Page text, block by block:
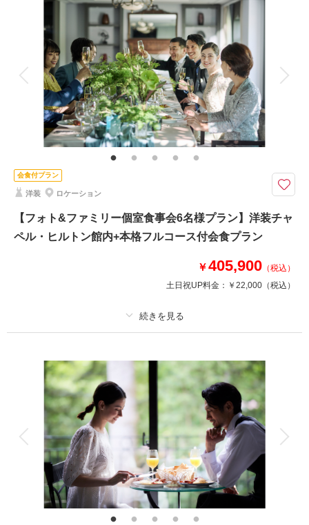
相談予約する
来店・オンライン
撮影日の空き
を確認する
新婦衣装1着 新郎衣装1着
着付け ヘアメイク 小物一式
アルバム データ 100 カット 台紙付写真
衣装追加 会食 挙式
家族と撮影 家族用衣装レンタル ペットと撮影
その他含むもの
1時間撮影料、全データ色味補正、新婦様ヘアメイク、新郎小物、新郎小
物、ドレス・タキシード使用料、お支度部屋使用料、会場専属ウェディング
プランナーとの打合せ付き ※アテンド同行＋27,500円、和装へ変更の場合+
33,000円
「ふたりだけの記念」を「みんなの思い出」へ。おふたりの晴れ姿を一番近
くで見守っていただける、絆が深まるウェディングフォト。
たいせつなご家族やご友人をお招きして、ご一緒に過ごすフォトウェディン
グプラン。
チャペル撮影の場合は、ファーストーミート・入場シーン・指輪交換等の挙
このプランで撮影可能な撮影レポート
撮影場所：矢ケ崎公園・タリアセン（長野）
相談予約する
来店・オンライン
撮影日の空き
を確認する
会食付プラン
洋装 ロケーション
【フォト&ファミリー個室食事会6名様プラン】洋装チャ
ペル・ヒルトン館内+本格フルコース付会食プラン
￥405,900 （税込）
土日祝UP料金： ￥22,000 （税込）
撮影料 新婦衣装1着 新郎衣装1着
着付け ヘアメイク 小物一式
アルバム データ 100 カット 台紙付写真
衣装追加 挙式
家族と撮影 家族用衣装レンタル ペットと撮影
その他含むもの
1時間撮影料、全データ色味補正、新婦ヘアメイク、新郎新婦小物、衣装使
用料 ※アテンド同行＋27,500円【お食事】6名様分フルコース・乾杯酒・フ
リードリンク、個室利用料(お食事中は平服でのご参加) ※人数追加の場合+